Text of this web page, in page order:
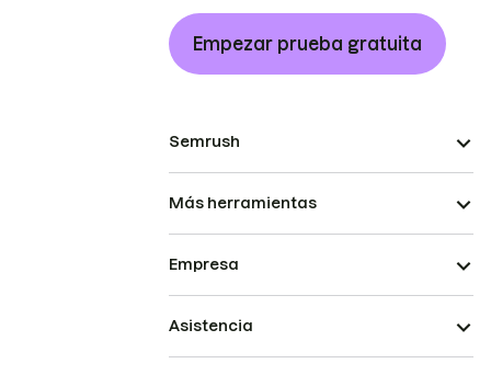
Empezar prueba gratuita
Semrush
Más herramientas
Empresa
Asistencia